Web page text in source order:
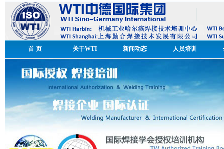
首 页 关于WTI 新闻动态 人员培训